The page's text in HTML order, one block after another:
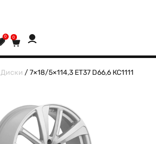
0 0
Диски / 7×18/5×114,3 ET37 D66,6 КС1111